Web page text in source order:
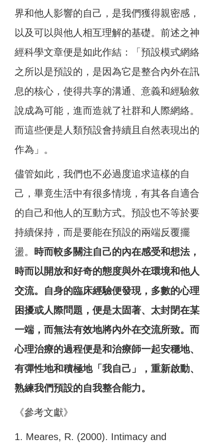
界和他人影響的自己，是我們獲得親密感，
以及可以與他人相互理解的基礎。前述之神
經科學文章便是如此作結：「預設模式網絡
之所以是預設的，是因為它是整合內外在訊
息的核心，使得共享的溝通、意義和經驗敘
說成為可能，進而造就了社群和人際網絡。
而這些便是人類預設會持續且自然表現出的
作為」。
儘管如此，我們也不必過度追求這樣的自
己，畢竟生活中有很多情境，有其各自適合
的自己和他人的互動方式。預設也不等於要
持續保持，而是要能在預設的兩端反覆擺
盪。
時而較多關注自己的內在感受和想法，
時而以開放和好奇的態度與外在環境和他人
交流。自身的臨床經驗便發現，多數的心理
困擾或人際問題，便是太固著、太封閉在某
一端，而無法有效地將內外在交流所致。而
心理治療的過程便是和治療師一起安穩地、
有彈性地和積極地「我自己」，重新啟動、
熟練我們預設的自我整合能力。
《參考文獻》
1. Meares, R. (2000). Intimacy and